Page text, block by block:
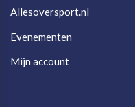
Allesoversport.nl
Evenementen
Mijn account